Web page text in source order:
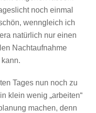
noch einmal
wenngleich ich
natürlich nur einen
Nachtaufnahme
Tages nun noch zu
klein wenig „arbeiten“
machen, denn